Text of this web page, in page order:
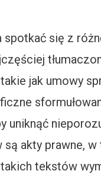
spotkać się z
jak umowy
uniknąć
akty prawne,
tekstów